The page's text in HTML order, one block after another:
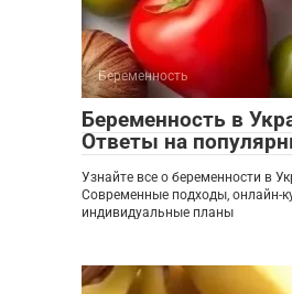
Беременность
Беременность в
Ответы на
Узнайте все о беременности в
Современные подходы, онлайн-
индивидуальные планы